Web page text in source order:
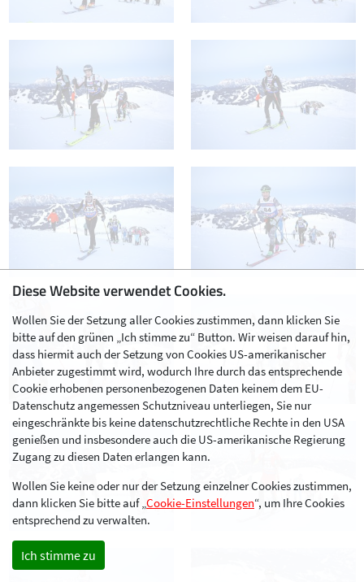
Diese Website verwendet Cookies.
Wollen Sie der Setzung aller Cookies zustimmen, dann klicken Sie
bitte auf den grünen „Ich stimme zu“ Button. Wir weisen darauf hin,
dass hiermit auch der Setzung von Cookies US-amerikanischer
Anbieter zugestimmt wird, wodurch Ihre durch das entsprechende
Cookie erhobenen personenbezogenen Daten keinem dem EU-
Datenschutz angemessen Schutzniveau unterliegen, Sie nur
eingeschränkte bis keine datenschutzrechtliche Rechte in den USA
genießen und insbesondere auch die US-amerikanische Regierung
Zugang zu diesen Daten erlangen kann.
Wollen Sie keine oder nur der Setzung einzelner Cookies zustimmen,
dann klicken Sie bitte auf „Cookie-Einstellungen“, um Ihre Cookies
entsprechend zu verwalten.
Ich stimme zu